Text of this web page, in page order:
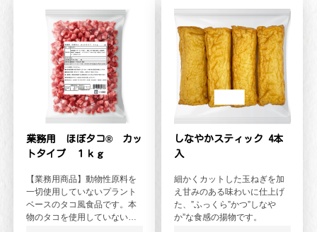
業務用 ほぼタコ® カッ
トタイプ １ｋｇ
【業務用商品】動物性原料を
一切使用していないプラント
ベースのタコ風食品です。本
物のタコを使用していないた
しなやかスティック 4本
入
細かくカットした玉ねぎを加
え甘みのある味わいに仕上げ
た、”ふっくら”かつ”しなや
か”な食感の揚物です。